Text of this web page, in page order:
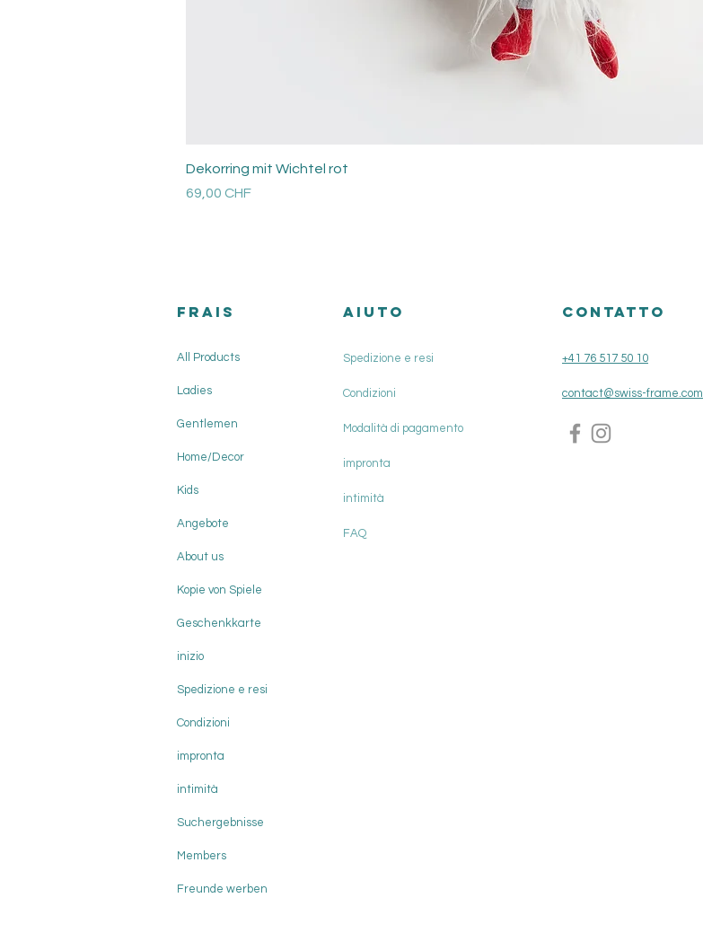
Dekorring mit Wichtel rot
Prezzo
69,00 CHF
FRAIS
All Products
Ladies
Gentlemen
Home/Decor
Kids
Angebote
About us
Kopie von Spiele
Geschenkkarte
inizio
Spedizione e resi
Condizioni
impronta
intimità
Suchergebnisse
Members
Freunde werben
AIUTO
Spedizione e resi
Condizioni
Modalità di pagamento
impronta
intimità
FAQ
CONTATTO
+41 76 517 50 10
contact@swiss-frame.com